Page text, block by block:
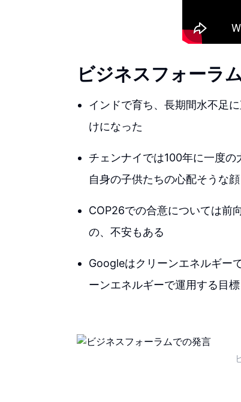
ビジネスフォーラ
インドで育ち、長期間水不足
けになった
チェンナイでは100年に一度の
自身の子供たちの心配そうな
COP26での合意については前
の、不安もある
Googleはクリーンエネルギー
ーンエネルギーで運用する目